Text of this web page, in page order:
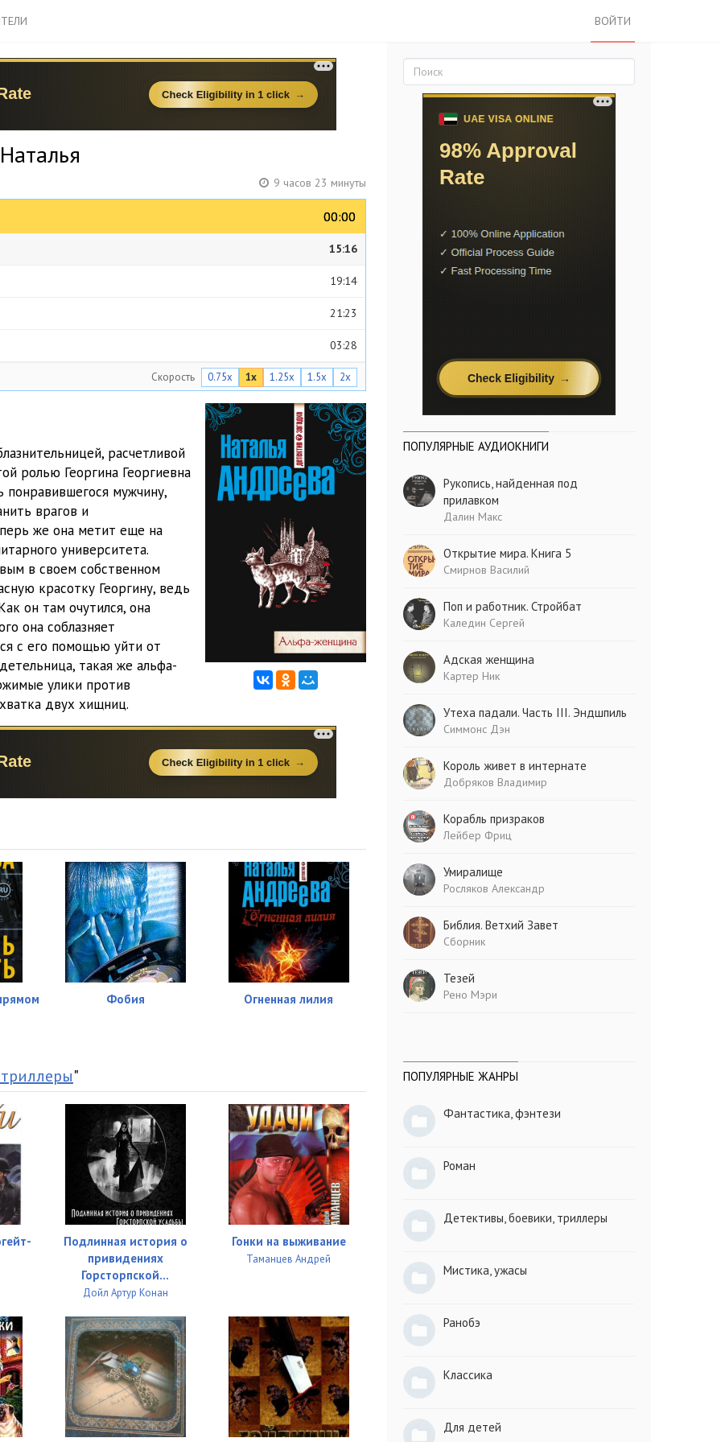
ВОЙТИ
9 часов 23 минуты
00:00
00:00
15:16
19:14
21:23
03:28
15:47
15:22
15:30
12:37
26:10
22:02
21:33
30:08
17:01
07:07
15:37
17:32
18:29
04:46
15:18
07:59
23:21
Скорость 0.75x 1x 1.25x 1.5x 2x
расчетливой
ролью Георгина Георгиевна
понравившегося мужчину,
врагов и
же она метит еще на
университета.
в своем собственном
красотку Георгину, ведь
он там очутился, она
она соблазняет
с его помощью уйти от
такая же альфа-
улики против
двух хищниц.
Фобия Огненная лилия
"
Подлинная история о
привидениях
Горсторпской...
Дойл Артур Конан
Гонки на выживание
Таманцев Андрей
ПОПУЛЯРНЫЕ АУДИОКНИГИ
Рукопись, найденная под
прилавком
Далин Макс
Открытие мира. Книга 5
Смирнов Василий
Поп и работник. Стройбат
Каледин Сергей
Адская женщина
Картер Ник
Утеха падали. Часть III. Эндшпиль
Симмонс Дэн
Король живет в интернате
Добряков Владимир
Корабль призраков
Лейбер Фриц
Умиралище
Росляков Александр
Библия. Ветхий Завет
Сборник
Тезей
Рено Мэри
ПОПУЛЯРНЫЕ ЖАНРЫ
Фантастика, фэнтези
Роман
Детективы, боевики, триллеры
Мистика, ужасы
Ранобэ
Классика
Для детей